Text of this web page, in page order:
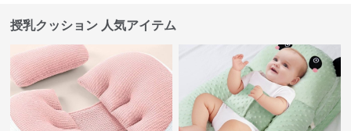
授乳クッション 人気アイテム